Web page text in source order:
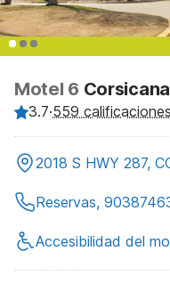
Motel 6
3.7·559 calificaciones
2018 S HWY 287,
Reservas,
Accesibilidad del